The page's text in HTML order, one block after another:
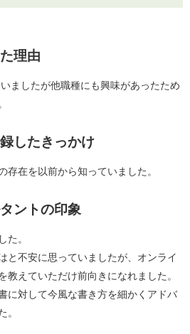
理由
ましたが他職種にも興味があったため
したきっかけ
存在を以前から知っていました。
ントの印象
た。
と不安に思っていましたが、オンライ
教えていただけ前向きになれました。
に対して今風な書き方を細かくアドバ
。